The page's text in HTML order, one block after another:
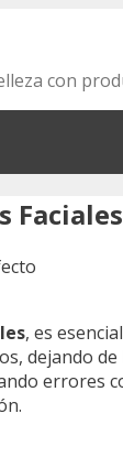
con
, es
dejando
errores